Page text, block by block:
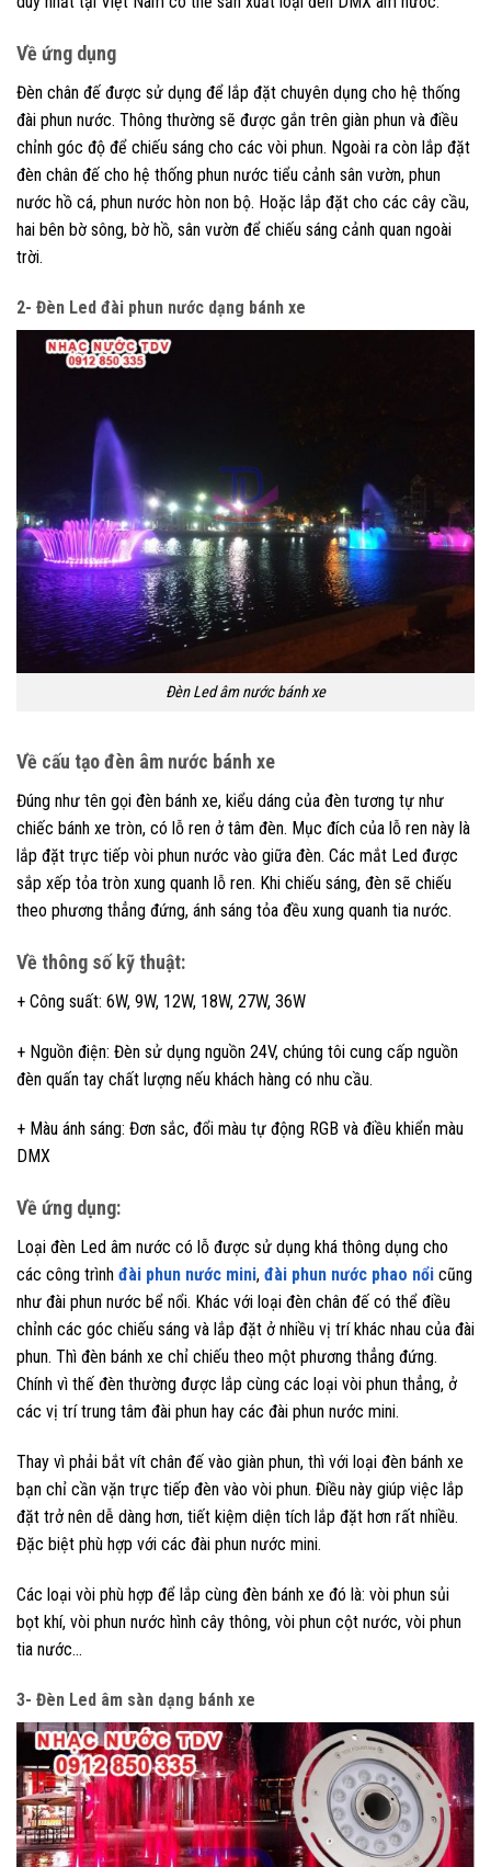
Về ứng dụng
Đèn chân đế được sử dụng để lắp đặt chuyên dụng cho hệ thống
đài phun nước. Thông thường sẽ được gắn trên giàn phun và điều
chỉnh góc độ để chiếu sáng cho các vòi phun. Ngoài ra còn lắp đặt
đèn chân đế cho hệ thống phun nước tiểu cảnh sân vườn, phun
nước hồ cá, phun nước hòn non bộ. Hoặc lắp đặt cho các cây cầu,
hai bên bờ sông, bờ hồ, sân vườn để chiếu sáng cảnh quan ngoài
trời.
2- Đèn Led đài phun nước dạng bánh xe
Đèn Led âm nước bánh xe
Về cấu tạo đèn âm nước bánh xe
Đúng như tên gọi đèn bánh xe, kiểu dáng của đèn tương tự như
chiếc bánh xe tròn, có lỗ ren ở tâm đèn. Mục đích của lỗ ren này là
lắp đặt trực tiếp vòi phun nước vào giữa đèn. Các mắt Led được
sắp xếp tỏa tròn xung quanh lỗ ren. Khi chiếu sáng, đèn sẽ chiếu
theo phương thẳng đứng, ánh sáng tỏa đều xung quanh tia nước.
Về thông số kỹ thuật:
+ Công suất: 6W, 9W, 12W, 18W, 27W, 36W
+ Nguồn điện: Đèn sử dụng nguồn 24V, chúng tôi cung cấp nguồn
đèn quấn tay chất lượng nếu khách hàng có nhu cầu.
+ Màu ánh sáng: Đơn sắc, đổi màu tự động RGB và điều khiển màu
DMX
Về ứng dụng:
Loại đèn Led âm nước có lỗ được sử dụng khá thông dụng cho
các công trình đài phun nước mini, đài phun nước phao nổi cũng
như đài phun nước bể nổi. Khác với loại đèn chân đế có thể điều
chỉnh các góc chiếu sáng và lắp đặt ở nhiều vị trí khác nhau của đài
phun. Thì đèn bánh xe chỉ chiếu theo một phương thẳng đứng.
Chính vì thế đèn thường được lắp cùng các loại vòi phun thẳng, ở
các vị trí trung tâm đài phun hay các đài phun nước mini.
Thay vì phải bắt vít chân đế vào giàn phun, thì với loại đèn bánh xe
bạn chỉ cần vặn trực tiếp đèn vào vòi phun. Điều này giúp việc lắp
đặt trở nên dễ dàng hơn, tiết kiệm diện tích lắp đặt hơn rất nhiều.
Đặc biệt phù hợp với các đài phun nước mini.
Các loại vòi phù hợp để lắp cùng đèn bánh xe đó là: vòi phun sủi
bọt khí, vòi phun nước hình cây thông, vòi phun cột nước, vòi phun
tia nước…
3- Đèn Led âm sàn dạng bánh xe